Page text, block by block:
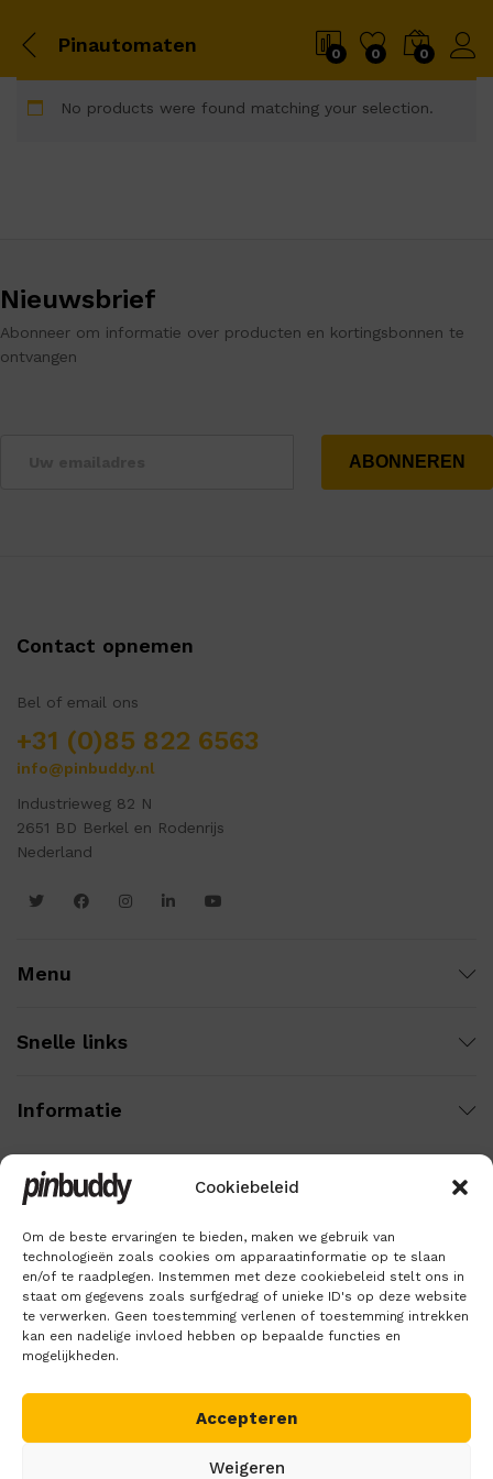
Cookiebeleid
Om de beste ervaringen te bieden, maken we gebruik van
technologieën zoals cookies om apparaatinformatie op te slaan
en/of te raadplegen. Instemmen met deze cookiebeleid stelt ons in
staat om gegevens zoals surfgedrag of unieke ID's op deze website
te verwerken. Geen toestemming verlenen of toestemming intrekken
kan een nadelige invloed hebben op bepaalde functies en
mogelijkheden.
Accepteren
Weigeren
Pinautomaten 0 0 0
No products were found matching your selection.
Nieuwsbrief
Abonneer om informatie over producten en kortingsbonnen te
ontvangen
Contact opnemen
Bel of email ons
+31 (0)85 822 6563
info@pinbuddy.nl
Industrieweg 82 N
2651 BD Berkel en Rodenrijs
Nederland
Menu
Snelle links
Informatie